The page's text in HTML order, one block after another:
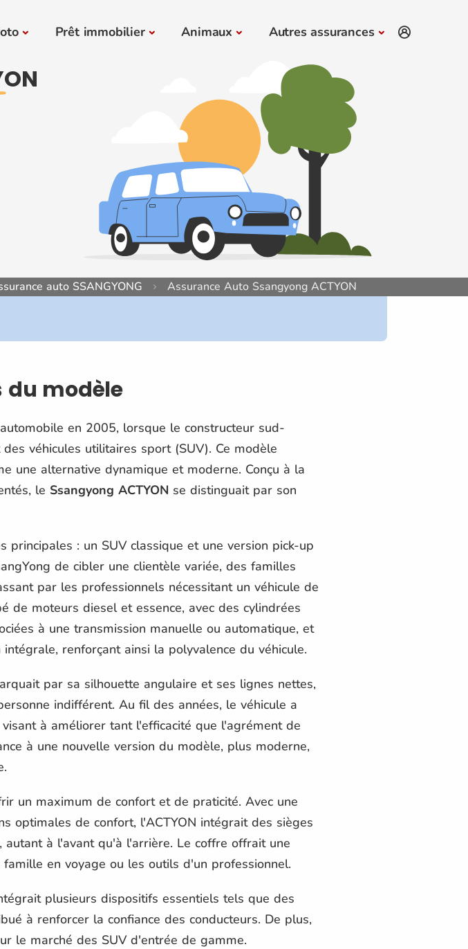
Prêt immobilier Animaux Autres assurances
auto SSANGYONG Assurance Auto Ssangyong ACTYON
du modèle
en 2005, lorsque le constructeur sud-
véhicules utilitaires sport (SUV). Ce modèle
une alternative dynamique et moderne. Conçu à la
le Ssangyong ACTYON se distinguait par son
principales : un SUV classique et une version pick-up
de cibler une clientèle variée, des familles
par les professionnels nécessitant un véhicule de
de moteurs diesel et essence, avec des cylindrées
à une transmission manuelle ou automatique, et
renforçant ainsi la polyvalence du véhicule.
par sa silhouette angulaire et ses lignes nettes,
indifférent. Au fil des années, le véhicule a
à améliorer tant l'efficacité que l'agrément de
à une nouvelle version du modèle, plus moderne,
un maximum de confort et de praticité. Avec une
optimales de confort, l'ACTYON intégrait des sièges
à l'avant qu'à l'arrière. Le coffre offrait une
en voyage ou les outils d'un professionnel.
plusieurs dispositifs essentiels tels que des
à renforcer la confiance des conducteurs. De plus,
le marché des SUV d'entrée de gamme.